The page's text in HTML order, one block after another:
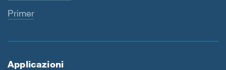
Primer
Applicazioni